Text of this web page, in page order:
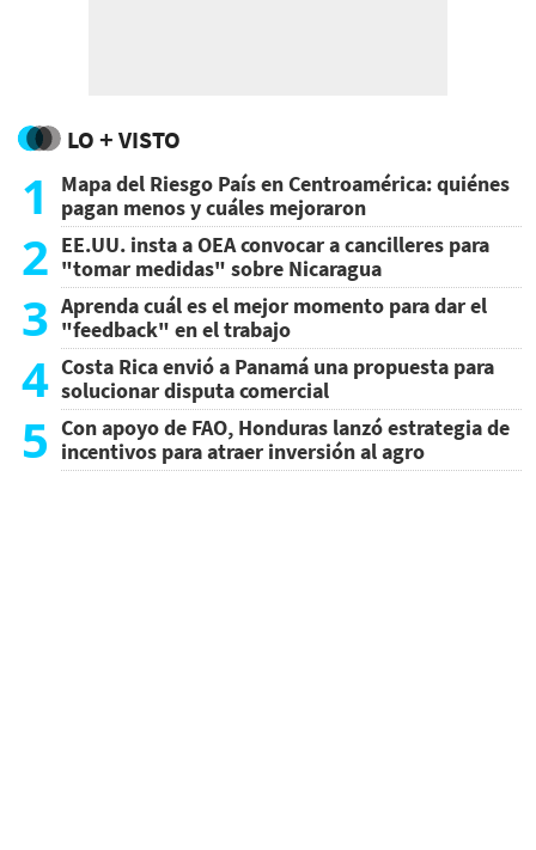
LO + VISTO
1
Mapa del Riesgo País en Centroamérica: quiénes
pagan menos y cuáles mejoraron
2 EE.UU. insta a OEA convocar a cancilleres para
"tomar medidas" sobre Nicaragua
3 Aprenda cuál es el mejor momento para dar el
"feedback" en el trabajo
4 Costa Rica envió a Panamá una propuesta para
solucionar disputa comercial
5 Con apoyo de FAO, Honduras lanzó estrategia de
incentivos para atraer inversión al agro